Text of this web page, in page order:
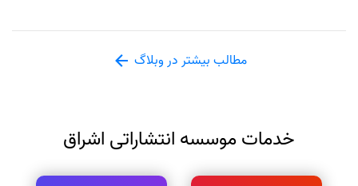
مطالب بیشتر در وبلاگ
خدمات موسسه انتشاراتی اشراق